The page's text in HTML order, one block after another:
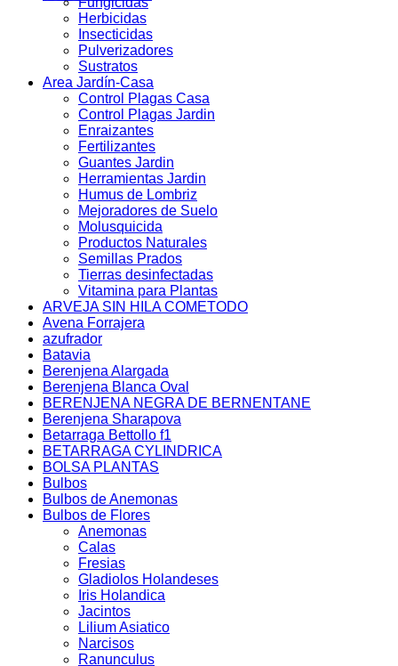
Herbicidas
Insecticidas
Pulverizadores
Sustratos
Area Jardín-Casa
Control Plagas Casa
Control Plagas Jardin
Enraizantes
Fertilizantes
Guantes Jardin
Herramientas Jardin
Humus de Lombriz
Mejoradores de Suelo
Molusquicida
Productos Naturales
Semillas Prados
Tierras desinfectadas
Vitamina para Plantas
ARVEJA SIN HILA COMETODO
Avena Forrajera
azufrador
Batavia
Berenjena Alargada
Berenjena Blanca Oval
BERENJENA NEGRA DE BERNENTANE
Berenjena Sharapova
Betarraga Bettollo f1
BETARRAGA CYLINDRICA
BOLSA PLANTAS
Bulbos
Bulbos de Anemonas
Bulbos de Flores
Anemonas
Calas
Fresias
Gladiolos Holandeses
Iris Holandica
Jacintos
Lilium Asiatico
Narcisos
Ranunculus